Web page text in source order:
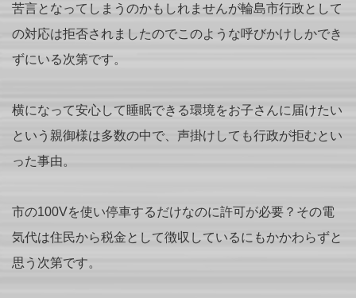
苦言となってしまうのかもしれませんが輪島市行政として
の対応は拒否されましたのでこのような呼びかけしかでき
ずにいる次第です。
横になって安心して睡眠できる環境をお子さんに届けたい
という親御様は多数の中で、声掛けしても行政が拒むとい
った事由。
市の100Vを使い停車するだけなのに許可が必要？その電
気代は住民から税金として徴収しているにもかかわらずと
思う次第です。